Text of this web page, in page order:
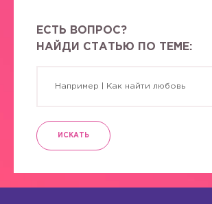
ЕСТЬ ВОПРОС?
НАЙДИ СТАТЬЮ ПО ТЕМЕ:
ИСКАТЬ